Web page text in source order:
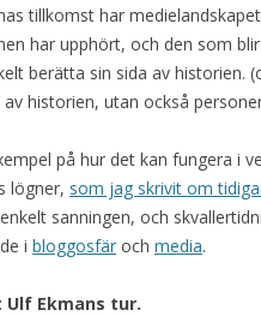
tillkomst har
har upphört, och den som
berätta sin sida av historien.
av historien, utan också
på hur det kan fungera i
lögner, som jag skrivit om
sanningen, och
i bloggosfär och media.
Ulf Ekmans tur.